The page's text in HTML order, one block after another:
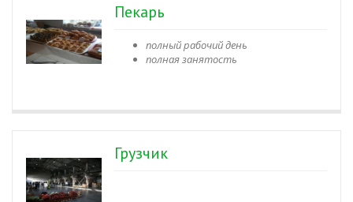
Пекарь
полный рабочий день
полная занятость
Грузчик